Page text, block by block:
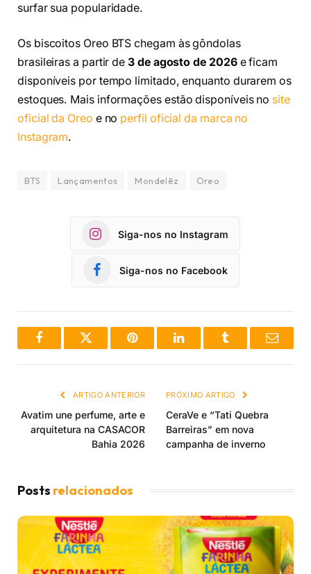
surfar sua popularidade.
Os biscoitos Oreo BTS chegam às gôndolas
brasileiras a partir de3 de agosto de 2026e ficam
disponíveis por tempo limitado, enquanto durarem os
estoques. Mais informações estão disponíveis no site
oficial da Oreo e no perfil oficial da marca no
Instagram.
BTS Lançamentos Mondelēz Oreo
Siga-nos no Instagram
Siga-nos no Facebook
FacebookTwitter Pinterest LinkedInTumblr Email
ARTIGO ANTERIOR
Avatim une perfume, arte e
arquitetura na CASACOR
Bahia 2026
PRÓXIMO ARTIGO
CeraVe e “Tati Quebra
Barreiras” em nova
campanha de inverno
Posts relacionados